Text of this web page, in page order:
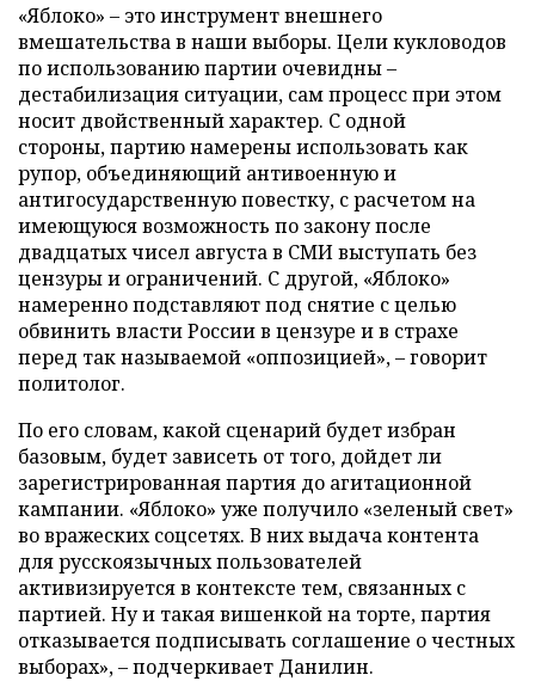
«Яблоко» – это инструмент внешнего
вмешательства в наши выборы. Цели кукловодов
по использованию партии очевидны –
дестабилизация ситуации, сам процесс при этом
носит двойственный характер. С одной
стороны, партию намерены использовать как
рупор, объединяющий антивоенную и
антигосударственную повестку, с расчетом на
имеющуюся возможность по закону после
двадцатых чисел августа в СМИ выступать без
цензуры и ограничений. С другой, «Яблоко»
намеренно подставляют под снятие с целью
обвинить власти России в цензуре и в страхе
перед так называемой «оппозицией», – говорит
политолог.
По его словам, какой сценарий будет избран
базовым, будет зависеть от того, дойдет ли
зарегистрированная партия до агитационной
кампании. «Яблоко» уже получило «зеленый свет»
во вражеских соцсетях. В них выдача контента
для русскоязычных пользователей
активизируется в контексте тем, связанных с
партией. Ну и такая вишенкой на торте, партия
отказывается подписывать соглашение о честных
выборах», – подчеркивает Данилин.